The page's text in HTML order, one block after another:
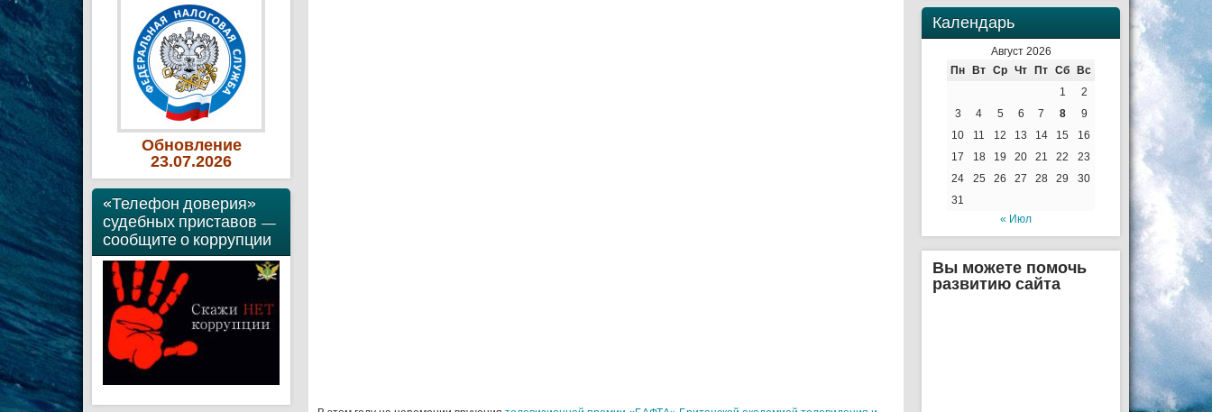
Обновление
23.07.2026
«Телефон доверия»
судебных приставов —
сообщите о коррупции
Календарь
Август 2026
Пн
Вт Ср Чт Пт Сб
Вс
1
2
3
4 5 6 7 8
9
10
11 12 13 14 15
16
17
18 19 20 21 22
23
24
25 26 27 28 29
30
31
« Июл
Вы можете помочь
развитию сайта